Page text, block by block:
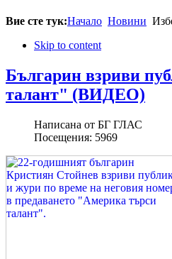
Вие сте тук:Начало Новини
Skip to content
Българин взриви
талант" (ВИДЕО)
Написана от БГ ГЛАС
Посещения: 5969